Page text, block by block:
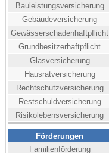
Bauleistungsversicherung
Gebäudeversicherung
Gewässerschadenhaftpflicht
Grundbesitzerhaftpflicht
Glasversicherung
Hausratversicherung
Rechtschutzversicherung
Restschuldversicherung
Risikolebensversicherung
Förderungen
Familienförderung